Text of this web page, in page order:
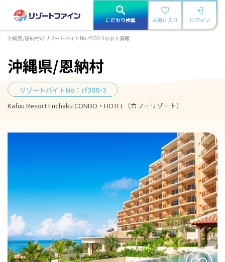
こだわり検索 お気に入り ログイン
沖縄県/恩納村のリゾートバイトNo.rf300-3の求人情報
沖縄県/恩納村
リゾートバイトNo： rf300-3
Kafuu Resort Fuchaku CONDO・HOTEL（カフーリゾート）